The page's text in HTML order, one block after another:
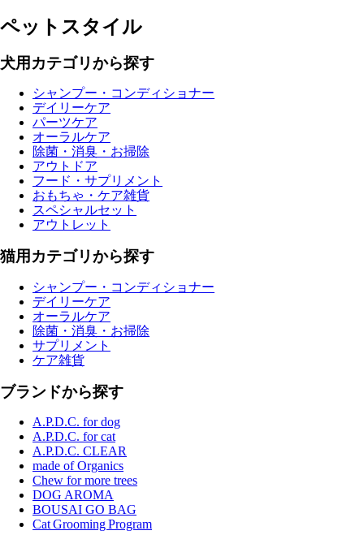
ペットスタイル
犬用カテゴリから探す
シャンプー・コンディショナー
デイリーケア
パーツケア
オーラルケア
除菌・消臭・お掃除
アウトドア
フード・サプリメント
おもちゃ・ケア雑貨
スペシャルセット
アウトレット
猫用カテゴリから探す
シャンプー・コンディショナー
デイリーケア
オーラルケア
除菌・消臭・お掃除
サプリメント
ケア雑貨
ブランドから探す
A.P.D.C. for dog
A.P.D.C. for cat
A.P.D.C. CLEAR
made of Organics
Chew for more trees
DOG AROMA
BOUSAI GO BAG
Cat Grooming Program